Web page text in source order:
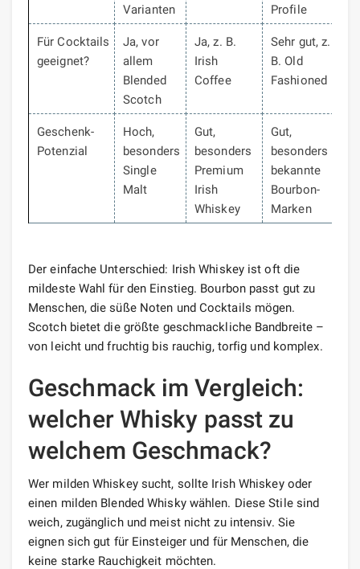
Varianten
Profile
Für Cocktails
geeignet?
Ja, vor
allem
Blended
Scotch
Ja, z. B.
Irish
Coffee
Sehr gut, z.
B. Old
Fashioned
Geschenk-
Potenzial
Hoch,
besonders
Single
Malt
Gut,
besonders
Premium
Irish
Whiskey
Gut,
besonders
bekannte
Bourbon-
Marken
Der einfache Unterschied: Irish Whiskey ist oft die
mildeste Wahl für den Einstieg. Bourbon passt gut zu
Menschen, die süße Noten und Cocktails mögen.
Scotch bietet die größte geschmackliche Bandbreite –
von leicht und fruchtig bis rauchig, torfig und komplex.
Geschmack im Vergleich:
welcher Whisky passt zu
welchem Geschmack?
Wer milden Whiskey sucht, sollte Irish Whiskey oder
einen milden Blended Whisky wählen. Diese Stile sind
weich, zugänglich und meist nicht zu intensiv. Sie
eignen sich gut für Einsteiger und für Menschen, die
keine starke Rauchigkeit möchten.